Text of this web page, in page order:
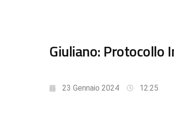
Giuliano: Protocollo
23 Gennaio 2024 12:25